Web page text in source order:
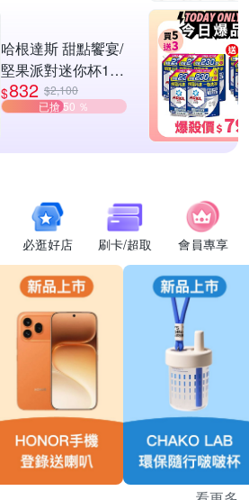
哈根達斯 甜點饗宴/
堅果派對迷你杯16
入組 任選
$832 $2,100
已搶 50 ％
必逛好店 刷卡/超取 會員專享